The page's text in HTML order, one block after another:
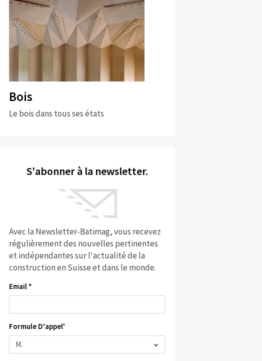
Bois
Le bois dans tous ses états
S'abonner à la newsletter.
Avec la Newsletter-Batimag, vous recevez
régulièrement des nouvelles pertinentes
et indépendantes sur l'actualité de la
construction en Suisse et dans le monde.
Email *
Formule D'appel'